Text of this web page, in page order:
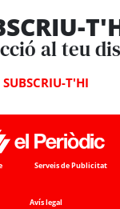
al teu
SUBSCRIU-T'HI
Serveis de Publicitat
Avís legal